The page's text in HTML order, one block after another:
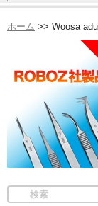
ホーム >> Woosa